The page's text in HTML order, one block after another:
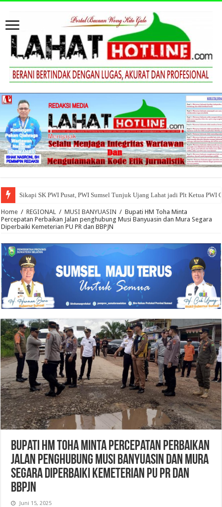
Sikapi SK PWI Pusat, PWI Sumsel Tunjuk Ujang Lahat jadi Plt Ketua PWI
Home / REGIONAL / MUSI BANYUASIN / Bupati HM Toha Minta
Percepatan Perbaikan Jalan penghubung Musi Banyuasin dan Mura Segara
Diperbaiki Kemeterian PU PR dan BBPJN
Bupati HM Toha Minta Percepatan Perbaikan
Jalan penghubung Musi Banyuasin dan Mura
Segara Diperbaiki Kemeterian PU PR dan
BBPJN
Juni 15, 2025